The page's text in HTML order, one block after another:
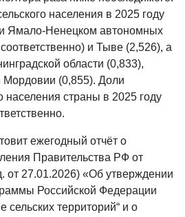
населения в 2025 году
Ямало-Ненецком автономных
и Тыве (2,526), а
области (0,833),
Мордовии (0,855). Доли
населения страны в 2025 году
ежегодный отчёт о
Правительства РФ от
от 27.01.2026) «Об утверждении
Российской Федерации
сельских территорий“ и о